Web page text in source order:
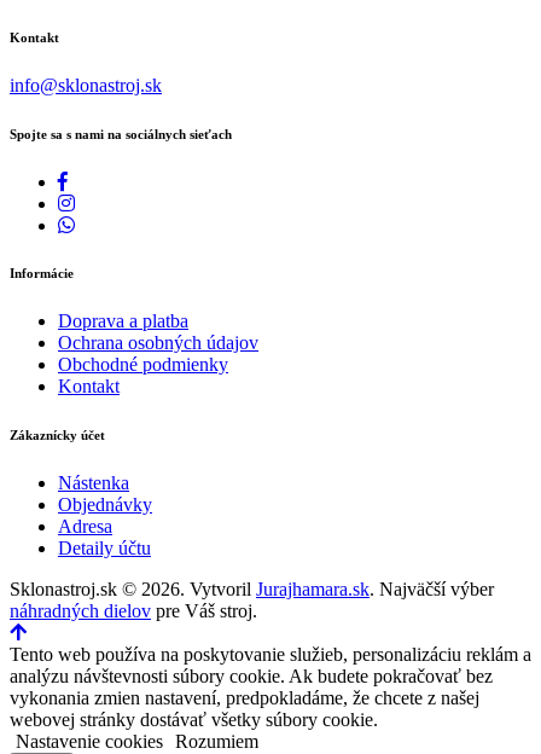
Kontakt
info@sklonastroj.sk
Spojte sa s nami na sociálnych sieťach
Informácie
Doprava a platba
Ochrana osobných údajov
Obchodné podmienky
Kontakt
Zákaznícky účet
Nástenka
Objednávky
Adresa
Detaily účtu
Sklonastroj.sk © 2026. Vytvoril Jurajhamara.sk. Najväčší výber
náhradných dielov pre Váš stroj.
Tento web používa na poskytovanie služieb, personalizáciu reklám a
analýzu návštevnosti súbory cookie. Ak budete pokračovať bez
vykonania zmien nastavení, predpokladáme, že chcete z našej
webovej stránky dostávať všetky súbory cookie.
Nastavenie cookies Rozumiem